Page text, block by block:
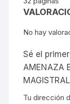
No hay
Sé el
AMENAZA
Tu dirección